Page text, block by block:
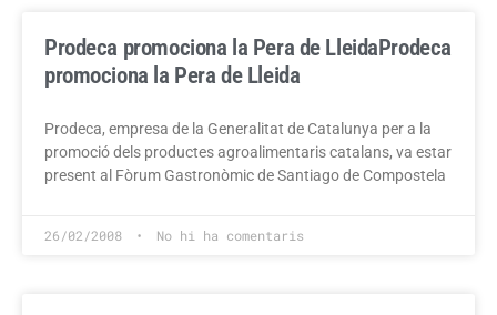
Prodeca promociona la Pera de Lleida Prodeca
promociona la Pera de Lleida
Prodeca, empresa de la Generalitat de Catalunya per a la
promoció dels productes agroalimentaris catalans, va estar
present al Fòrum Gastronòmic de Santiago de Compostela
26/02/2008 No hi ha comentaris